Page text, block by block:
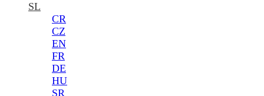
SL
CR
CZ
EN
FR
DE
HU
SR